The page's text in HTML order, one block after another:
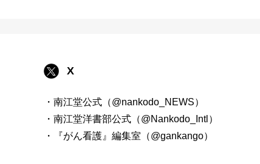
X
・南江堂公式（@nankodo_NEWS）
・南江堂洋書部公式（@Nankodo_Intl）
・『がん看護』編集室（@gankango）